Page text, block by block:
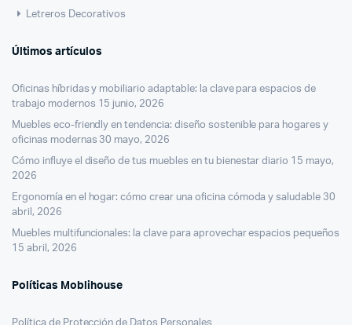
Letreros Decorativos
Últimos artículos
Oficinas híbridas y mobiliario adaptable: la clave para espacios de
trabajo modernos 15 junio, 2026
Muebles eco-friendly en tendencia: diseño sostenible para hogares y
oficinas modernas 30 mayo, 2026
Cómo influye el diseño de tus muebles en tu bienestar diario 15 mayo,
2026
Ergonomía en el hogar: cómo crear una oficina cómoda y saludable 30
abril, 2026
Muebles multifuncionales: la clave para aprovechar espacios pequeños
15 abril, 2026
Políticas Moblihouse